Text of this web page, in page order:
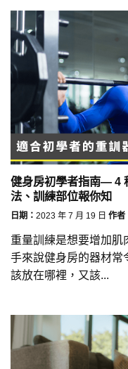
健身房初學者指南— 4
法、訓練部位報你知
日期： 2023 年 7 月 19 日 作者
重量訓練是想要增加
手來說健身房的器材常
該放在哪裡，又該...